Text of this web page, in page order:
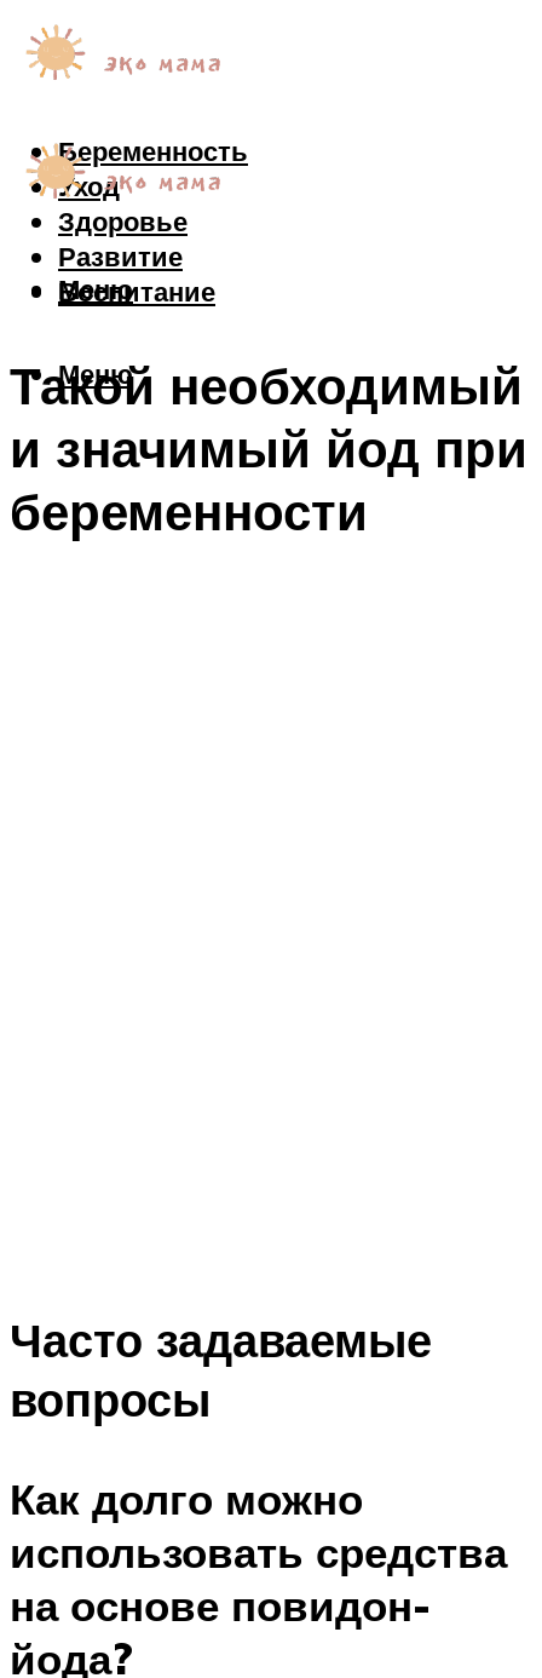
Беременность
Уход
Здоровье
Развитие
Воспитание
Меню
Меню
Такой необходимый
и значимый йод при
беременности
Часто задаваемые
вопросы
Как долго можно
использовать средства
на основе повидон-
йода?